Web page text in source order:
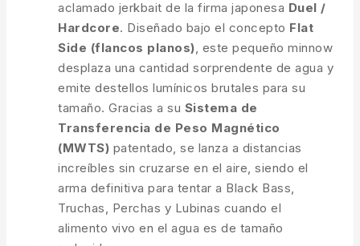
aclamado jerkbait de la firma japonesa Duel /
Hardcore. Diseñado bajo el concepto Flat
Side (flancos planos), este pequeño minnow
desplaza una cantidad sorprendente de agua y
emite destellos lumínicos brutales para su
tamaño. Gracias a su Sistema de
Transferencia de Peso Magnético
(MWTS) patentado, se lanza a distancias
increíbles sin cruzarse en el aire, siendo el
arma definitiva para tentar a Black Bass,
Truchas, Perchas y Lubinas cuando el
alimento vivo en el agua es de tamaño